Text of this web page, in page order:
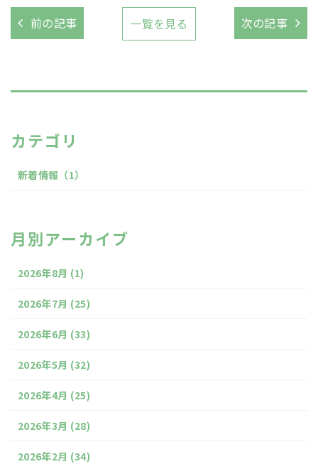
前の記事 一覧を見る 次の記事
カテゴリ
新着情報 （1）
月別アーカイブ
2026年8月 (1)
2026年7月 (25)
2026年6月 (33)
2026年5月 (32)
2026年4月 (25)
2026年3月 (28)
2026年2月 (34)